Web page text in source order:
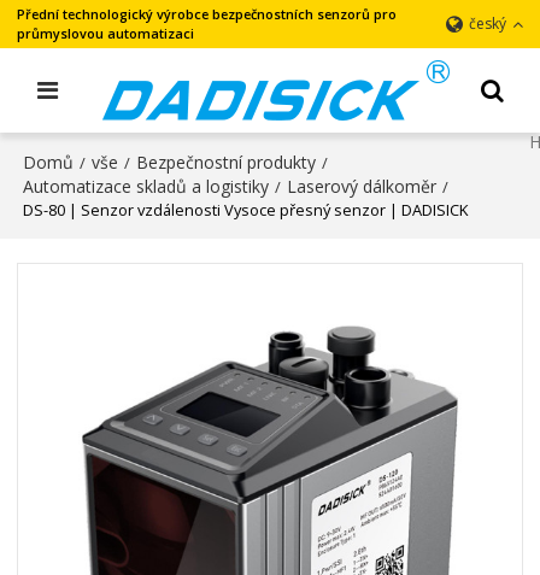
Přední technologický výrobce bezpečnostních senzorů pro
průmyslovou automatizaci
český
Domů / vše / Bezpečnostní produkty /
Automatizace skladů a logistiky / Laserový dálkoměr /
DS-80 | Senzor vzdálenosti Vysoce přesný senzor | DADISICK